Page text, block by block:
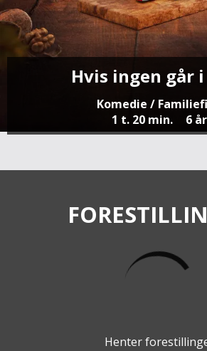
Hvis ingen går
Komedie /
1 t. 20 min.
6 år
Henter